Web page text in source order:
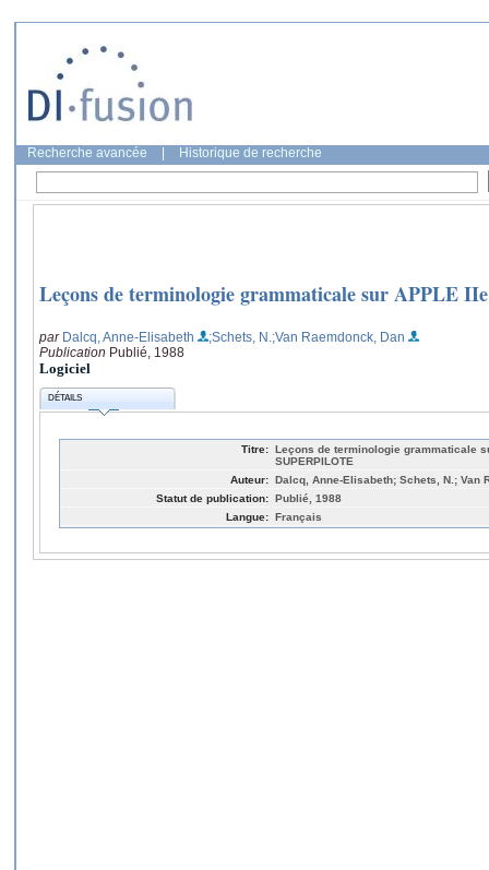
Recherche avancée Historique de recherche
Leçons de terminologie grammaticale sur APPLE
par Dalcq, Anne-Elisabeth ;Schets, N. ;Van Raemdonck, Dan
Publication Publié, 1988
Logiciel
DÉTAILS
Titre: Leçons de terminologie grammaticale
SUPERPILOTE
Auteur: Dalcq, Anne-Elisabeth; Schets, N.; Van
Statut de publication: Publié, 1988
Langue: Français